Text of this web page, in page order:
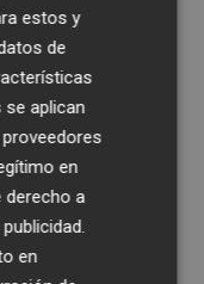
estos y
de
se aplican
en
derecho a
en